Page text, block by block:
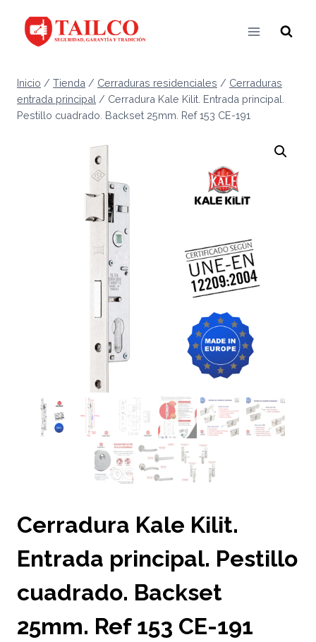
contenido
Inicio / Tienda / Cerraduras residenciales / Cerraduras
entrada principal / Cerradura Kale Kilit. Entrada principal.
Pestillo cuadrado. Backset 25mm. Ref 153 CE-191
Cerradura Kale Kilit.
Entrada principal. Pestillo
cuadrado. Backset
25mm. Ref 153 CE-191